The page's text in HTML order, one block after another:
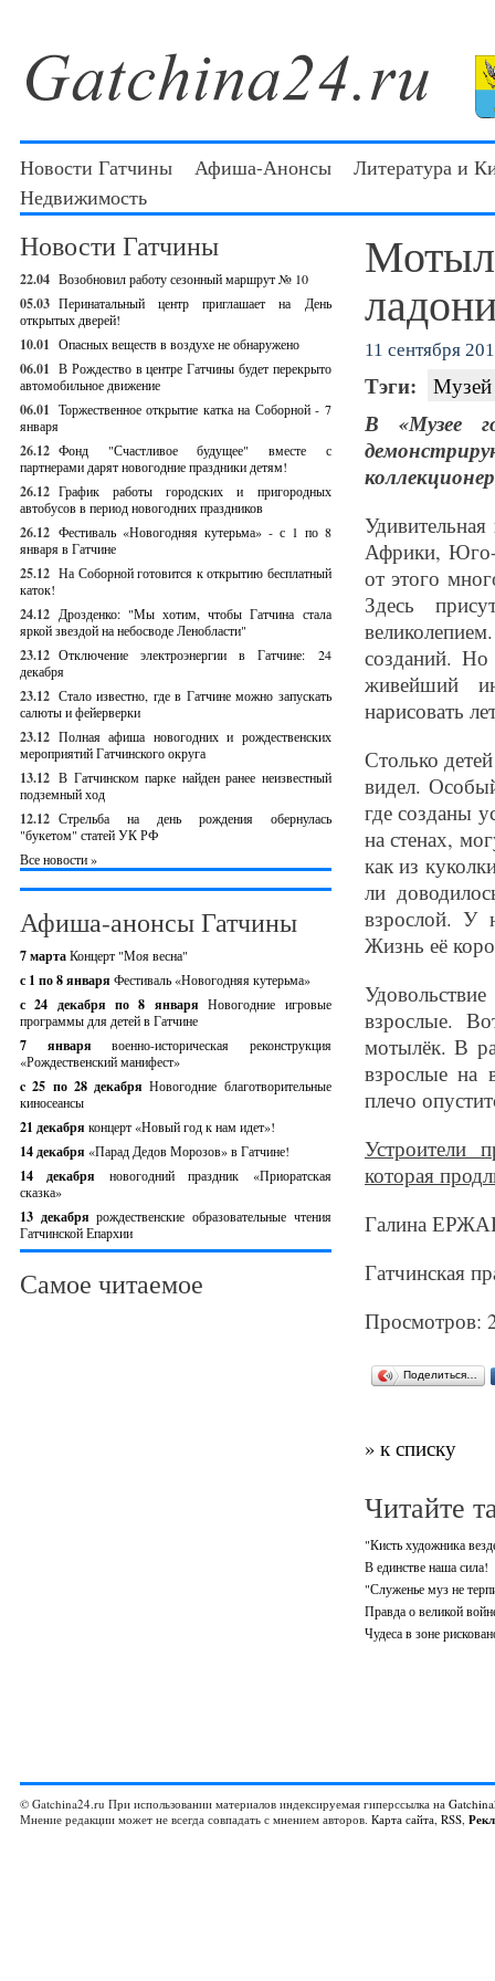
Новости Гатчины Афиша-Анонсы
Литература и
Недвижимость
Новости Гатчины
22.04 Возобновил работу сезонный маршрут № 10
05.03 Перинатальный центр приглашает на День
открытых дверей!
10.01 Опасных веществ в воздухе не обнаружено
06.01 В Рождество в центре Гатчины будет перекрыто
автомобильное движение
06.01 Торжественное открытие катка на Соборной - 7
января
26.12 Фонд "Счастливое будущее" вместе с
партнерами дарят новогодние праздники детям!
26.12 График работы городских и пригородных
автобусов в период новогодних праздников
26.12 Фестиваль «Новогодняя кутерьма» - с 1 по 8
января в Гатчине
25.12 На Соборной готовится к открытию бесплатный
каток!
24.12 Дрозденко: "Мы хотим, чтобы Гатчина стала
яркой звездой на небосводе Ленобласти"
23.12 Отключение электроэнергии в Гатчине: 24
декабря
23.12 Стало известно, где в Гатчине можно запускать
салюты и фейерверки
23.12 Полная афиша новогодних и рождественских
мероприятий Гатчинского округа
13.12 В Гатчинском парке найден ранее неизвестный
подземный ход
12.12 Стрельба на день рождения обернулась
"букетом" статей УК РФ
Все новости »
Афиша-анонсы Гатчины
7 мартаКонцерт "Моя весна"
с 1 по 8 января Фестиваль «Новогодняя кутерьма»
с 24 декабря по 8 январяНовогодние игровые
программы для детей в Гатчине
7 январявоенно-историческая реконструкция
«Рождественский манифест»
c 25 по 28 декабряНовогодние благотворительные
киносеансы
21 декабря концерт «Новый год к нам идет»!
14 декабря «Парад Дедов Морозов» в Гатчине!
14 декабря новогодний праздник «Приоратская
сказка»
13 декабрярождественские образовательные чтения
Гатчинской Епархии
Самое читаемое
11 сентября
Тэги: Музей
В «Музее
Африки, Юго-
от этого
Здесь
созданий.
живейший
нарисовать
Столько
видел.
где созданы
на стенах,
как из
ли
взрослой. У
Жизнь её
взрослые.
мотылёк. В
взрослые на
плечо
Устроители
которая
Галина
Гатчинская
Просмотров:
Поделиться…
» к списку
Читайте
"Кисть художника
В единстве наша сила!
"Служенье муз не
Правда о великой
Чудеса в зоне
© Gatchina24.ru При использовании материалов индексируемая гиперссылка на
Мнение редакции может не всегда совпадать с мнением авторов. Карта сайта, RSS,